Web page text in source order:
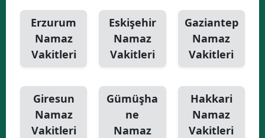
Erzurum
Namaz
Vakitleri
Eskişehir
Namaz
Vakitleri
Gaziantep
Namaz
Vakitleri
Giresun
Namaz
Vakitleri
Gümüşha
ne
Namaz
Hakkari
Namaz
Vakitleri